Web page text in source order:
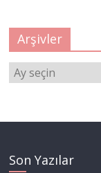
Arşivler
Arşivler
Son Yazılar